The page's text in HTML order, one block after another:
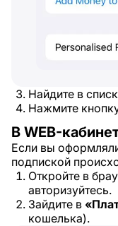
Найдите в
Нажмите
В WEB-
Если вы
подпиской
Откройте в
авторизуйтесь.
Зайдите в
кошелька).